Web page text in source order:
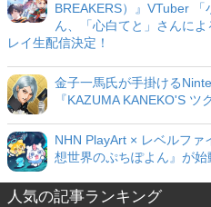
BREAKERS）』VTuber
ん、「心白てと」さんに
レイ生配信決定！
金子一馬氏が手掛ける
『KAZUMA KANEKO'S ツ
NHN PlayArt × レベルファ
想世界のぷちぽよん』が始
人気の記事ランキング